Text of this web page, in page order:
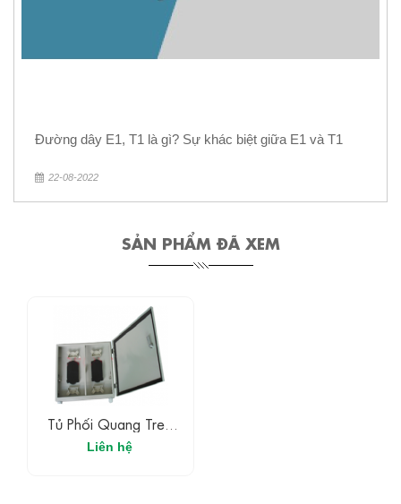
Đường dây E1, T1 là gì? Sự khác biệt giữa E1 và T1
22-08-2022
SẢN PHẨM ĐÃ XEM
Tủ Phối Quang Treo
Ngoài Trời 24FO
Liên hệ